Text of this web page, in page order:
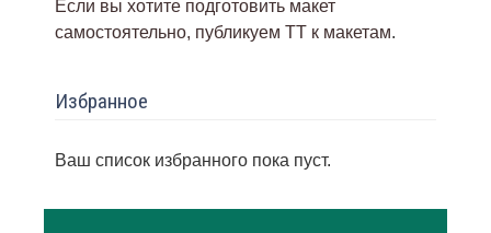
Если вы хотите подготовить макет
самостоятельно, публикуем ТТ к макетам.
Избранное
Ваш список избранного пока пуст.